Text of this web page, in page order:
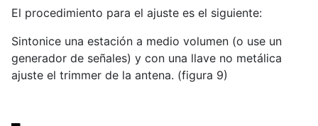
El procedimiento para el ajuste es el siguiente:
Sintonice una estación a medio volumen (o use un
generador de señales) y con una llave no metálica
ajuste el trimmer de la antena. (figura 9)